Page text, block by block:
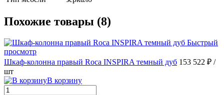
Похожие товары (8)
Быстрый
просмотр
Шкаф-колонна правый Roca INSPIRA темный дуб 153 522 ₽ /
шт
В корзину